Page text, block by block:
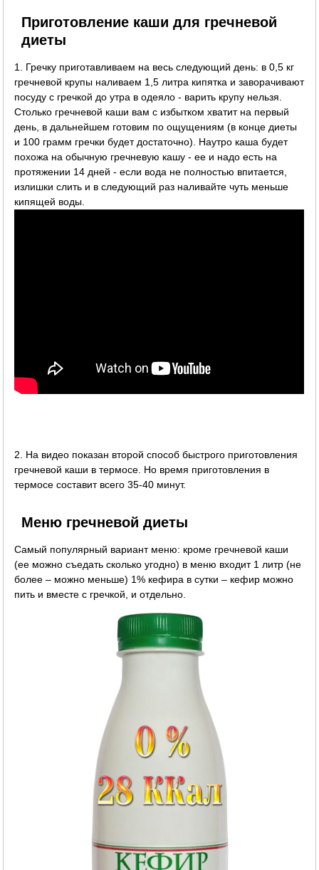
Приготовление каши для гречневой
диеты
1. Гречку приготавливаем на весь следующий день: в 0,5 кг
гречневой крупы наливаем 1,5 литра кипятка и заворачивают
посуду с гречкой до утра в одеяло - варить крупу нельзя.
Столько гречневой каши вам с избытком хватит на первый
день, в дальнейшем готовим по ощущениям (в конце диеты
и 100 грамм гречки будет достаточно). Наутро каша будет
похожа на обычную гречневую кашу - ее и надо есть на
протяжении 14 дней - если вода не полностью впитается,
излишки слить и в следующий раз наливайте чуть меньше
кипящей воды.
2. На видео показан второй способ быстрого приготовления
гречневой каши в термосе. Но время приготовления в
термосе составит всего 35-40 минут.
Меню гречневой диеты
Самый популярный вариант меню: кроме гречневой каши
(ее можно съедать сколько угодно) в меню входит 1 литр (не
более – можно меньше) 1% кефира в сутки – кефир можно
пить и вместе с гречкой, и отдельно.